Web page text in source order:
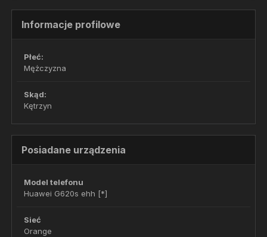
Informacje profilowe
Płeć:
Mężczyzna
Skąd:
Kętrzyn
Posiadane urządzenia
Model telefonu
Huawei G620s ehh [*]
Sieć
Orange